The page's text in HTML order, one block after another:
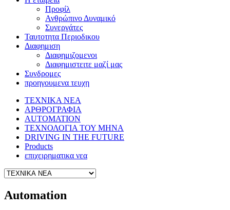
Προφίλ
Ανθρώπινο Δυναμικό
Συνεργάτες
Ταυτοτητα Περιοδικου
Διαφημιση
Διαφημιζομενοι
Διαφημιστειτε μαζί μας
Συνδρομες
προηγουμενα τευχη
ΤΕΧΝΙΚΑ ΝΕΑ
ΑΡΘΡΟΓΡΑΦΙΑ
AUTOMATION
ΤΕΧΝΟΛΟΓΙΑ ΤΟΥ ΜΗΝΑ
DRIVING IN THE FUTURE
Products
επιχειρηματικα νεα
Automation